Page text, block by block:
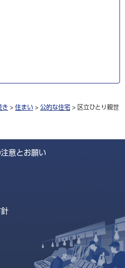
き > 住まい > 公的な住宅 > 区立ひとり親世
意とお願い